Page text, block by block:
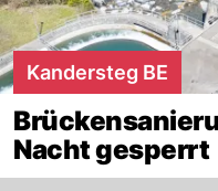
Kandersteg BE
Nacht gesperrt